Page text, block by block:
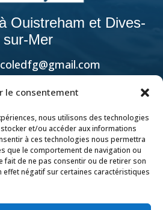
le consentement
nous utilisons des technologies
et/ou accéder aux informations
à ces technologies nous permettra
que le comportement de navigation ou
fait de ne pas consentir ou de retirer son
effet négatif sur certaines caractéristiques
Ouistreham et Dives-
sur-Mer
site de notre
DFG